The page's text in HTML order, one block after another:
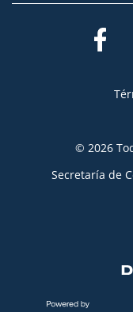
© 2026
Secretaría de